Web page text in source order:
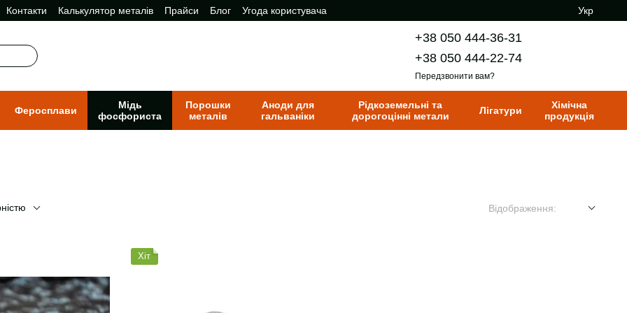
Контакти Калькулятор металів Прайси Блог Угода користувача Укр
+38 050 444-36-31
+38 050 444-22-74
Передзвонити вам?
Феросплави
Мідь
фосфориста
Порошки
металів
Аноди для
гальваніки
Рідкоземельні та
дорогоцінні метали
Лігатури
Хімічна
продукція
Відображення:
Хіт